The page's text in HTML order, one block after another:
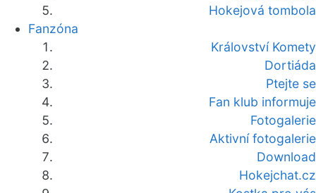
Hokejová tombola
Fanzóna
Království Komety
Dortiáda
Ptejte se
Fan klub informuje
Fotogalerie
Aktivní fotogalerie
Download
Hokejchat.cz